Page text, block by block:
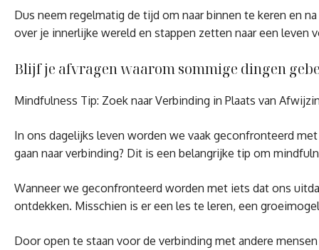
Dus neem regelmatig de tijd om naar binnen te keren en
over je innerlijke wereld en stappen zetten naar een leven
Blijf je afvragen waarom sommige dingen
Mindfulness Tip: Zoek naar Verbinding in Plaats van
In ons dagelijks leven worden we vaak geconfronteerd
gaan naar verbinding? Dit is een belangrijke tip om
Wanneer we geconfronteerd worden met iets dat ons
ontdekken. Misschien is er een les te leren, een
Door open te staan voor de verbinding met andere